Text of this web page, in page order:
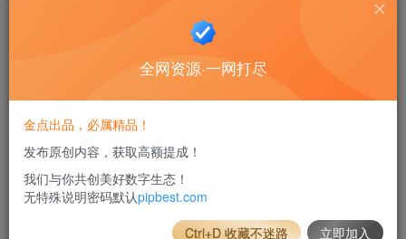
4 公司团建活动方案 10份
5 团建小游戏 150个</h2>
(中国)团队管理案例分析
_20170513210952.docx
4个团队建设活动方案.docx
4个团队建设活动方案
_20170513210952.docx
6个团队建设管理游戏.doc
全网资源·一网打尽
金点出品，必属精品！
发布原创内容，获取高额提成！
我们与你共创美好数字生态！
无特殊说明密码默认pipbest.com
Ctrl+D 收藏不迷路 立即加入